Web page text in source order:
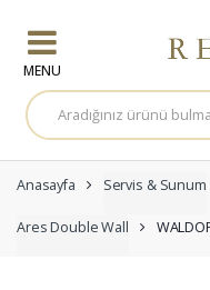
A
r
a
a
:
Anasayfa Servis & Sunum
Ares Double Wall